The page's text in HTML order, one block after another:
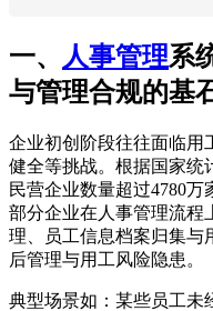
一、 人事管理系
与管理合规的基
企业初创阶段往往面临用
健全等挑战。根据国家统
民营企业数量超过4780万
部分企业在人事管理流程
理、员工信息档案归集与
后管理与用工风险隐患。
典型场景如：某些员工未